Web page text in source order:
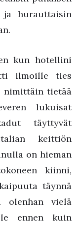
ja hurauttaisin
kun hotellini
ilmoille ties
nimittäin tietää
lukuisat
täyttyvät
keittiön
on hieman
kiinni,
täynnä
olenhan vielä
ennen kuin